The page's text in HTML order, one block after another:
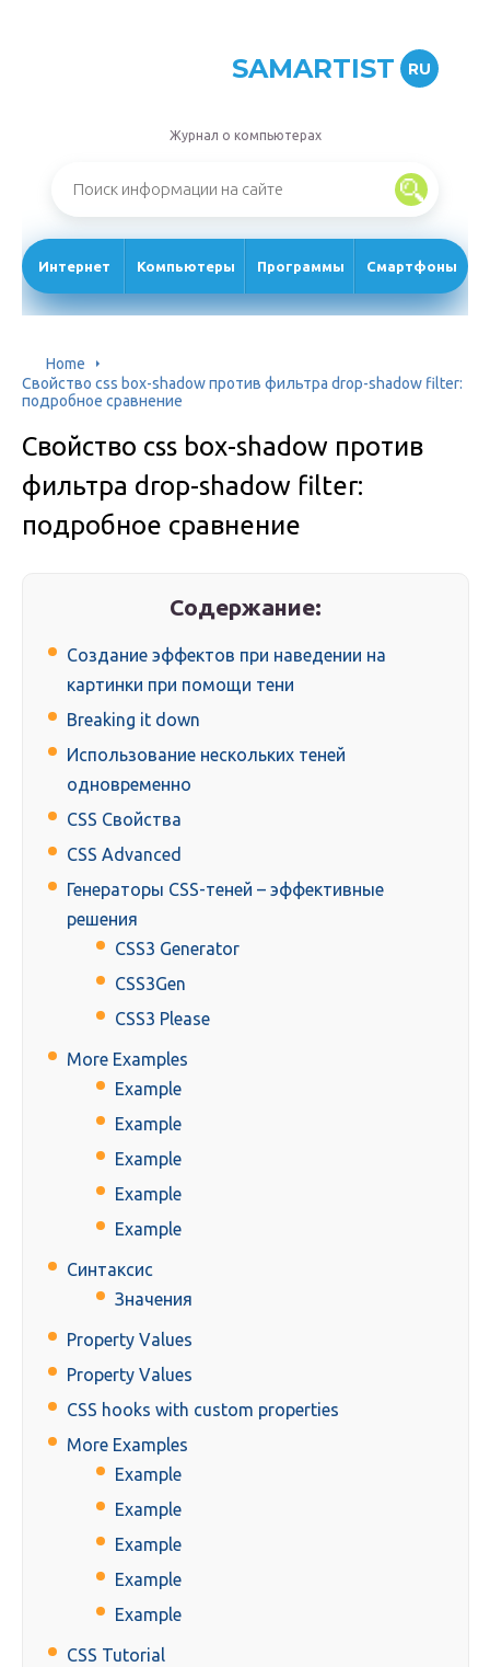
SAMARTIST RU
Журнал о компьютерах
Интернет Компьютеры Программы Смартфоны
Home
Свойство css box-shadow против фильтра drop-shadow filter:
подробное сравнение
Свойство css box-shadow против
фильтра drop-shadow filter:
подробное сравнение
Содержание:
Создание эффектов при наведении на
картинки при помощи тени
Breaking it down
Использование нескольких теней
одновременно
CSS Свойства
CSS Advanced
Генераторы CSS-теней – эффективные
решения
CSS3 Generator
CSS3Gen
CSS3 Please
More Examples
Example
Example
Example
Example
Example
Синтаксис
Значения
Property Values
Property Values
CSS hooks with custom properties
More Examples
Example
Example
Example
Example
Example
CSS Tutorial